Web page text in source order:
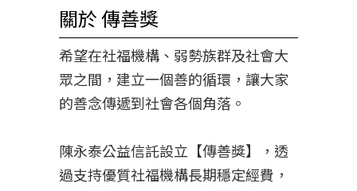
關於 傳善獎
希望在社福機構、弱勢族群及社會大
眾之間，建立一個善的循環，讓大家
的善念傳遞到社會各個角落。
陳永泰公益信託設立【傳善獎】，透
過支持優質社福機構長期穩定經費，